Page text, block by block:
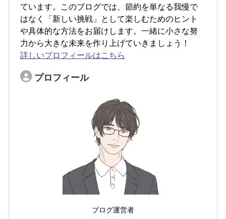
ています。このブログでは、節約を単なる我慢で
はなく「新しい挑戦」として楽しむためのヒント
や具体的な方法をお届けします。一緒に小さな努
力から大きな未来を作り上げていきましょう！
詳しいプロフィールはこちら
プロフィール
ブログ運営者